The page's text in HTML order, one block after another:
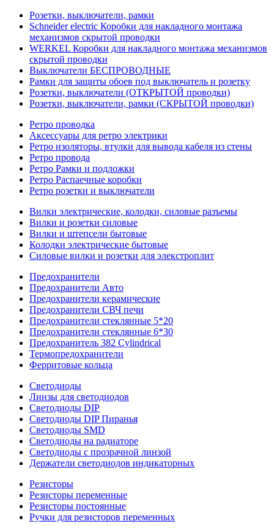
Розетки, выключатели, рамки
Schneider electric Коробки для накладного монтажа
механизмов скрытой проводки
WERKEL Коробки для накладного монтажа механизмов
скрытой проводки
Выключатели БЕСПРОВОДНЫЕ
Рамки для защиты обоев под выключатель и розетку
Розетки, выключатели (ОТКРЫТОЙ проводки)
Розетки, выключатели, рамки (СКРЫТОЙ проводки)
Ретро проводка
Аксессуары для ретро электрики
Ретро изоляторы, втулки для вывода кабеля из стены
Ретро провода
Ретро Рамки и подложки
Ретро Распаечные коробки
Ретро розетки и выключатели
Вилки электрические, колодки, силовые разъемы
Вилки и розетки силовые
Вилки и штепсели бытовые
Колодки электрические бытовые
Силовые вилки и розетки для элекстроплит
Предохранители
Предохранители Авто
Предохранители керамические
Предохранители СВЧ печи
Предохранители стеклянные 5*20
Предохранители стеклянные 6*30
Предохранитель 382 Cylindrical
Термопредохранители
Ферритовые кольца
Светодиоды
Линзы для светодиодов
Светодиоды DIP
Светодиоды DIP Пиранья
Светодиоды SMD
Светодиоды на радиаторе
Светодиоды с прозрачной линзой
Держатели светодиодов индикаторных
Резисторы
Резисторы переменные
Резисторы постоянные
Ручки для резисторов переменных